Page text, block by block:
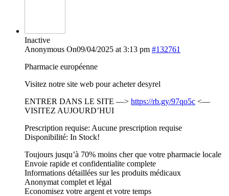
Inactive
Anonymous On09/04/2025 at 3:13 pm #132761
Pharmacie européenne
Visitez notre site web pour acheter desyrel
ENTRER DANS LE SITE —> https://rb.gy/97qo5c <—
VISITEZ AUJOURD’HUI
Prescription requise: Aucune prescription requise
Disponibilité: In Stock!
Toujours jusqu’à 70% moins cher que votre pharmacie locale
Envoie rapide et confidentialite complete
Informations détaillées sur les produits médicaux
Anonymat complet et légal
Economisez votre argent et votre temps